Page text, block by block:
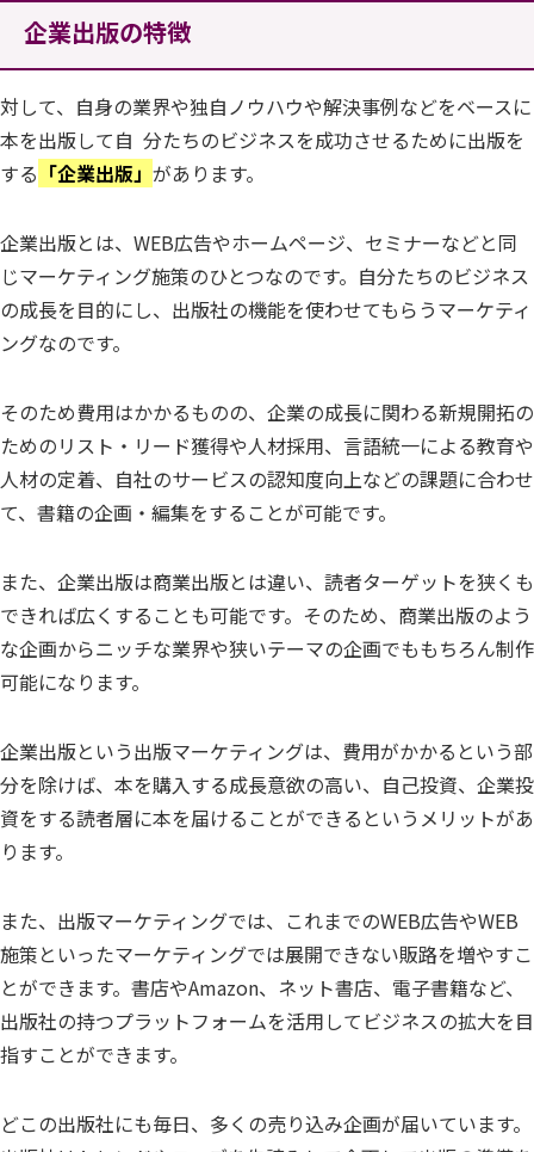
企業出版の特徴
対して、自身の業界や独自ノウハウや解決事例などをベースに
本を出版して自 分たちのビジネスを成功させるために出版を
する 「企業出版」 があります。
企業出版とは、WEB広告やホームページ、セミナーなどと同
じマーケティング施策のひとつなのです。自分たちのビジネス
の成長を目的にし、出版社の機能を使わせてもらうマーケティ
ングなのです。
そのため費用はかかるものの、企業の成長に関わる新規開拓の
ためのリスト・リード獲得や人材採用、言語統一による教育や
人材の定着、自社のサービスの認知度向上などの課題に合わせ
て、書籍の企画・編集をすることが可能です。
また、企業出版は商業出版とは違い、読者ターゲットを狭くも
できれば広くすることも可能です。そのため、商業出版のよう
な企画からニッチな業界や狭いテーマの企画でももちろん制作
可能になります。
企業出版という出版マーケティングは、費用がかかるという部
分を除けば、本を購入する成長意欲の高い、自己投資、企業投
資をする読者層に本を届けることができるというメリットがあ
ります。
また、出版マーケティングでは、これまでのWEB広告やWEB
施策といったマーケティングでは展開できない販路を増やすこ
とができます。書店やAmazon、ネット書店、電子書籍など、
出版社の持つプラットフォームを活用してビジネスの拡大を目
指すことができます。
どこの出版社にも毎日、多くの売り込み企画が届いています。